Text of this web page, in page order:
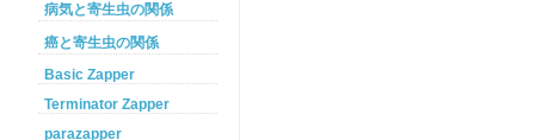
病気と寄生虫の関係
癌と寄生虫の関係
Basic Zapper
Terminator Zapper
parazapper